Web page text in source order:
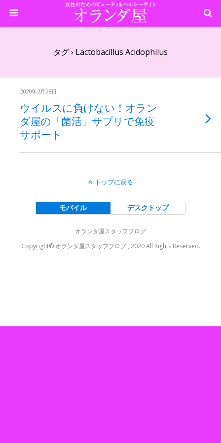
タグ › Lactobacillus Acidophilus
2020年2月28日
ウイルスに負けない！オラン
ダ屋の「菌活」サプリで免疫
サポート
トップに戻る
モバイル デスクトップ
オランダ屋スタッフブログ
Copyright© オランダ屋スタッフブログ , 2020 All Rights Reserved.